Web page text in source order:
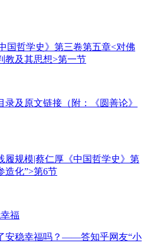
国哲学史》第三卷第五章<对佛
教及其思想>第一节
及原文链接（附：《圆善论》
履规模|蔡仁厚《中国哲学史》第
造化”>第6节
安稳幸福吗？——答知乎网友“小